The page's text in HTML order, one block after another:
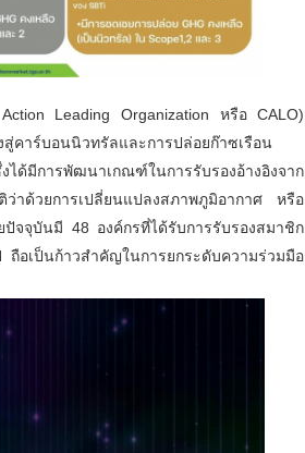
Leading Organization หรือ CALO)
คาร์บอนนิวทรัลและการปล่อยก๊าซเรือน
ด้มีการพัฒนาเกณฑ์ในการรับรองอ้างอิงจาก
าด้วยการเปลี่ยนแปลงสภาพภูมิอากาศ หรือ
จจุบันมี 48 องค์กรที่ได้รับการรับรองสมาชิก
ถือเป็นก้าวสำคัญในการยกระดับความร่วมมือ